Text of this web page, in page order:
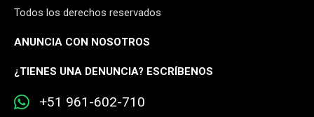
Todos los derechos reservados
ANUNCIA CON NOSOTROS
¿TIENES UNA DENUNCIA? ESCRÍBENOS
+51 961-602-710